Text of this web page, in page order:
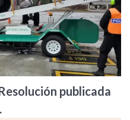
publicada